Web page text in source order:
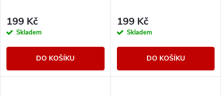
199 Kč
Skladem
DO KOŠÍKU
199 Kč
Skladem
DO KOŠÍKU